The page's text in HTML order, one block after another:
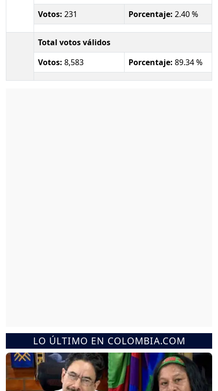
Votos: 231 Porcentaje: 2.40 %
Total votos válidos
Votos: 8,583 Porcentaje: 89.34 %
LO ÚLTIMO EN COLOMBIA.COM